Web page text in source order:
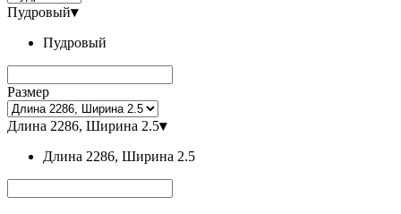
Пудровый▾
Пудровый
Размер
Длина 2286, Ширина 2.5▾
Длина 2286, Ширина 2.5